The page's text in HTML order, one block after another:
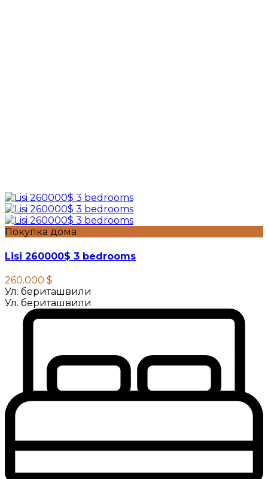
Покупка дома
Lisi 260000$ 3 bedrooms
260.000 $
Ул. бериташвили
Ул. бериташвили